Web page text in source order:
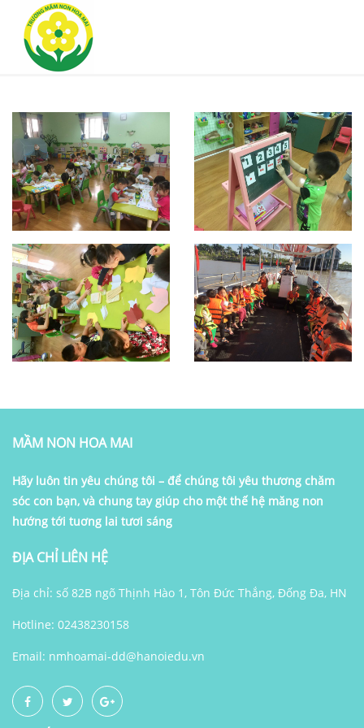
MẦM NON HOA MAI
Hãy luôn tin yêu chúng tôi – để chúng tôi yêu thương chăm
sóc con bạn, và chung tay giúp cho một thế hệ măng non
hướng tới tuơng lai tươi sáng
ĐỊA CHỈ LIÊN HỆ
Địa chỉ: số 82B ngõ Thịnh Hào 1, Tôn Đức Thắng, Đống Đa, HN
Hotline: 02438230158
Email: nmhoamai-dd@hanoiedu.vn